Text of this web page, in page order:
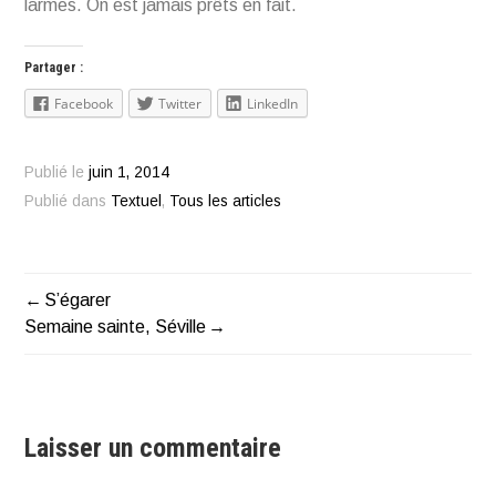
larmes. On est jamais prêts en fait.
Partager :
Facebook Twitter LinkedIn
Publié lejuin 1, 2014
Publié dans Textuel , Tous les articles
Navigation
S’égarer
Semaine sainte, Séville
Laisser un commentaire